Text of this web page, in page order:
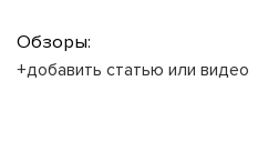
Обзоры:
+добавить статью или видео